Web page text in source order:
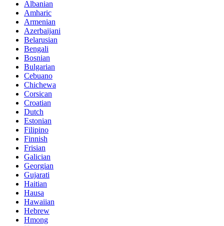
Albanian
Amharic
Armenian
Azerbaijani
Belarusian
Bengali
Bosnian
Bulgarian
Cebuano
Chichewa
Corsican
Croatian
Dutch
Estonian
Filipino
Finnish
Frisian
Galician
Georgian
Gujarati
Haitian
Hausa
Hawaiian
Hebrew
Hmong